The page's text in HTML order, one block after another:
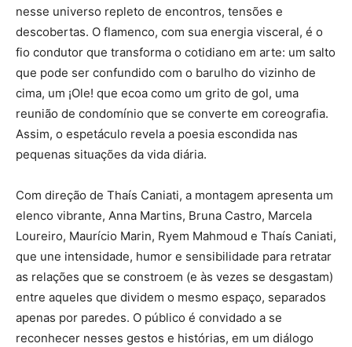
nesse universo repleto de encontros, tensões e
descobertas. O flamenco, com sua energia visceral, é o
fio condutor que transforma o cotidiano em arte: um salto
que pode ser confundido com o barulho do vizinho de
cima, um ¡Ole! que ecoa como um grito de gol, uma
reunião de condomínio que se converte em coreografia.
Assim, o espetáculo revela a poesia escondida nas
pequenas situações da vida diária.
Com direção de Thaís Caniati, a montagem apresenta um
elenco vibrante, Anna Martins, Bruna Castro, Marcela
Loureiro, Maurício Marin, Ryem Mahmoud e Thaís Caniati,
que une intensidade, humor e sensibilidade para retratar
as relações que se constroem (e às vezes se desgastam)
entre aqueles que dividem o mesmo espaço, separados
apenas por paredes. O público é convidado a se
reconhecer nesses gestos e histórias, em um diálogo